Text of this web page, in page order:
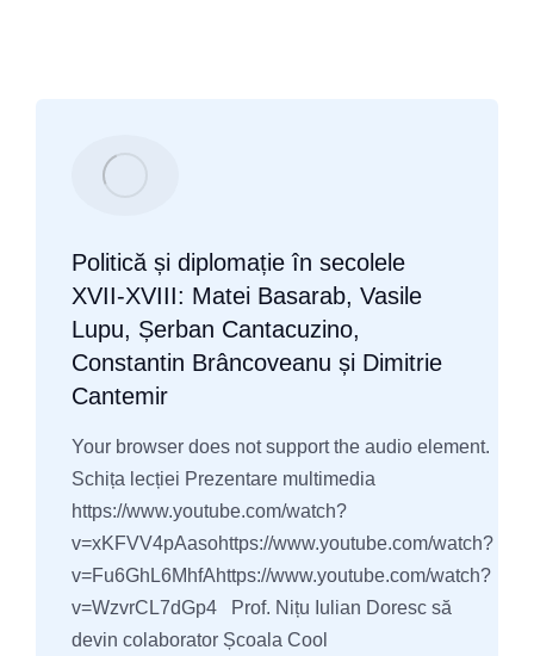
Politică și diplomație în secolele
XVII-XVIII: Matei Basarab, Vasile
Lupu, Șerban Cantacuzino,
Constantin Brâncoveanu și Dimitrie
Cantemir
Your browser does not support the audio element.
Schița lecției Prezentare multimedia
https://www.youtube.com/watch?
v=xKFVV4pAasohttps://www.youtube.com/watch?
v=Fu6GhL6MhfAhttps://www.youtube.com/watch?
v=WzvrCL7dGp4 Prof. Nițu Iulian Doresc să
devin colaborator Școala Cool